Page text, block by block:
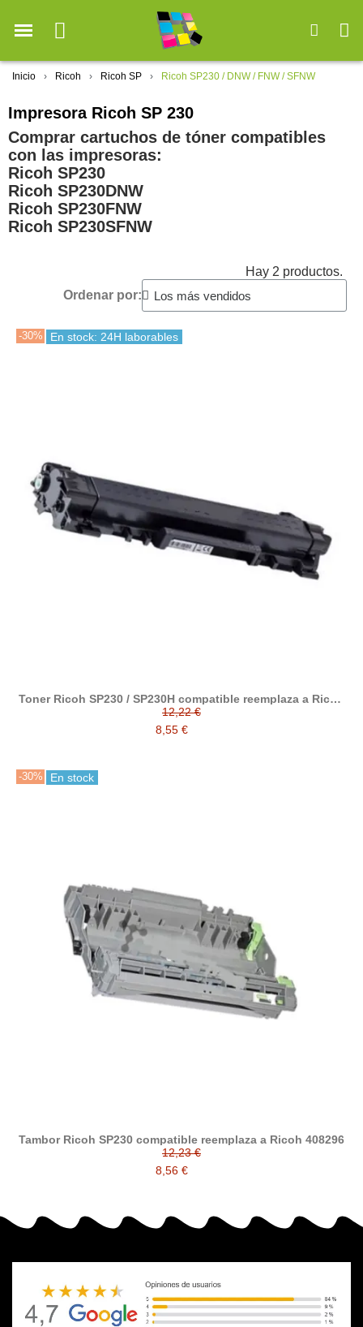
Inicio Ricoh Ricoh SP Ricoh SP230 / DNW / FNW / SFNW
Impresora Ricoh SP 230
Comprar cartuchos de tóner compatibles
con las impresoras:
Ricoh SP230
Ricoh SP230DNW
Ricoh SP230FNW
Ricoh SP230SFNW
Hay 2 productos.
Ordenar por:
-30% En stock: 24H laborables
Toner Ricoh SP230 / SP230H compatible reemplaza a Ricoh
408294
12,22 €
8,55 €
-30% En stock
Tambor Ricoh SP230 compatible reemplaza a Ricoh 408296
12,23 €
8,56 €